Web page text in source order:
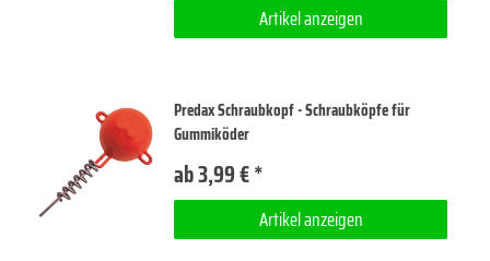
Artikel anzeigen
Predax Schraubkopf - Schraubköpfe für
Gummiköder
ab 3,99 € *
Artikel anzeigen